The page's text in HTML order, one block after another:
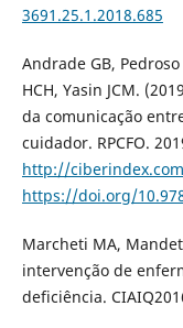
3691.25.1.2018.685
Andrade GB,
HCH, Yasin JCM.
da comunicação
cuidador. RPCFO.
http://
https://doi.org/
Marcheti MA,
intervenção de
deficiência.